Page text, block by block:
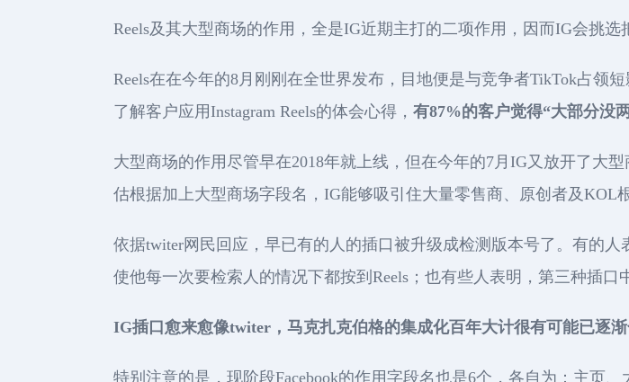
Reels及其大型商场的作用，全是IG近期主打的二项作用，因而IG会挑
Reels在在今年的8月刚刚在全世界发布，目地便是与竞争者TikTok占领
了解客户应用Instagram Reels的体会心得， 有87%的客户觉得“大部分没两
大型商场的作用尽管早在2018年就上线，但在今年的7月IG又放开了大
估根据加上大型商场字段名，IG能够吸引住大量零售商、原创者及KOL
依据twiter网民回应，早已有的人的插口被升级成检测版本号了。有的
使他每一次要检索人的情况下都按到Reels；也有些人表明，第三种插口
IG插口愈来愈像twiter，马克扎克伯格的集成化百年大计很有可能已逐渐
特别注意的是，现阶段Facebook的作用字段名也是6个，各自为：主页